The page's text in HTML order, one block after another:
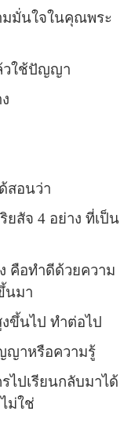
มั่นใจในคุณพระ
วใช้ปัญญา
สอนว่า
ยสัจ 4 อย่าง ที่เป็น
คือทำดีด้วยความ
นมา
ขึ้นไป ทำต่อไป
ญาหรือความรู้
ไปเรียนกลับมาได้
ม่ใช่